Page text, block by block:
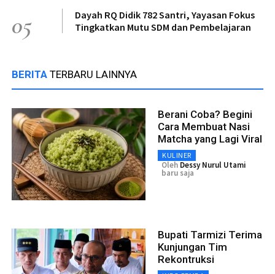
05
Dayah RQ Didik 782 Santri, Yayasan Fokus
Tingkatkan Mutu SDM dan Pembelajaran
BERITA TERBARU LAINNYA
Berani Coba? Begini
Cara Membuat Nasi
Matcha yang Lagi Viral
KULINER
Oleh Dessy Nurul Utami
baru saja
Bupati Tarmizi Terima
Kunjungan Tim
Rekontruksi